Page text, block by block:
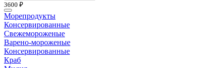
3600 ₽
Морепродукты
Консервированные
Свежемороженые
Варено-мороженые
Консервированные
Краб